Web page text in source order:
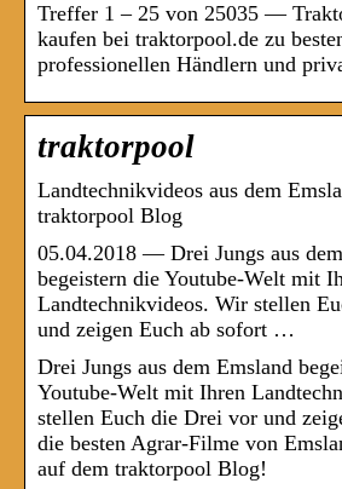
Treffer 1 – 25 von 25035 —
kaufen bei traktorpool.de zu
professionellen Händlern und
traktorpool
Landtechnikvideos aus dem
traktorpool Blog
05.04.2018 — Drei Jungs aus
begeistern die Youtube-Welt mit
Landtechnikvideos. Wir stellen
und zeigen Euch ab sofort …
Drei Jungs aus dem Emsland
Youtube-Welt mit Ihren
stellen Euch die Drei vor und
die besten Agrar-Filme von
auf dem traktorpool Blog!